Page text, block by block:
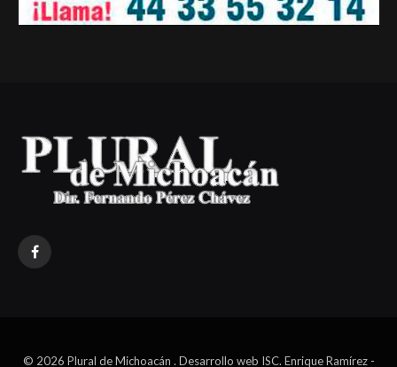
Facebook
© 2026 Plural de Michoacán . Desarrollo web ISC. Enrique Ramírez -